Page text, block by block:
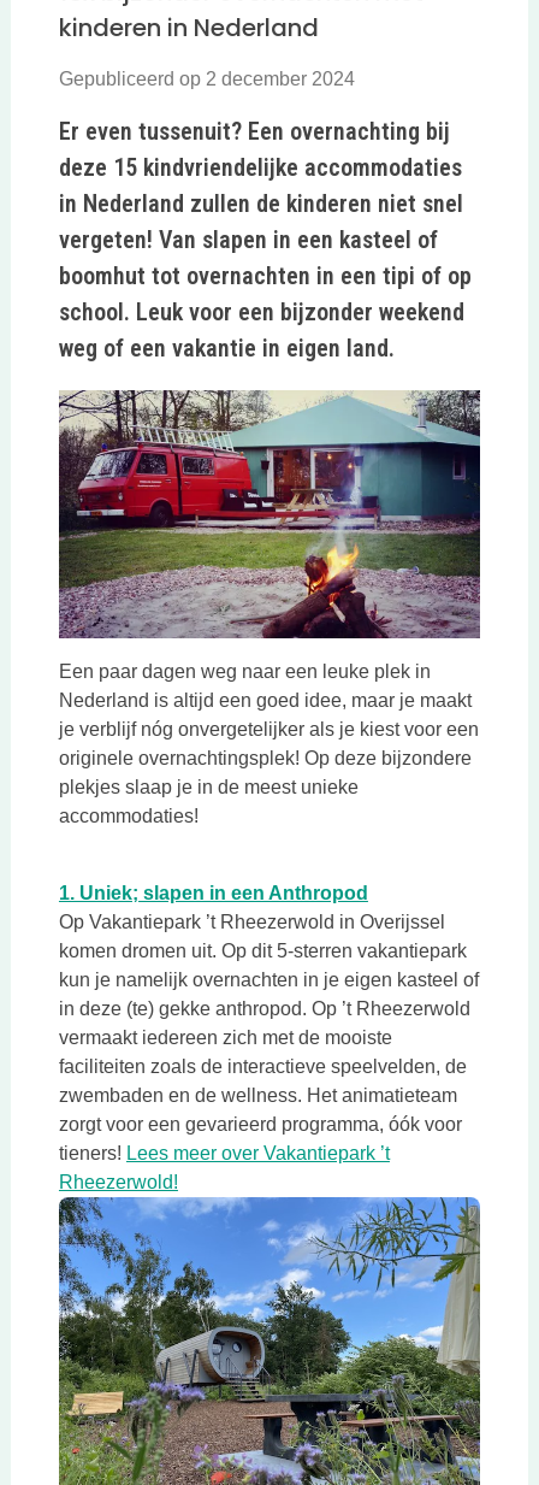
kinderen in Nederland
Gepubliceerd op 2 december 2024
Er even tussenuit? Een overnachting bij
deze 15 kindvriendelijke accommodaties
in Nederland zullen de kinderen niet snel
vergeten! Van slapen in een kasteel of
boomhut tot overnachten in een tipi of op
school. Leuk voor een bijzonder weekend
weg of een vakantie in eigen land.
Een paar dagen weg naar een leuke plek in
Nederland is altijd een goed idee, maar je maakt
je verblijf nóg onvergetelijker als je kiest voor een
originele overnachtingsplek! Op deze bijzondere
plekjes slaap je in de meest unieke
accommodaties!
1. Uniek; slapen in een AnthropodDeze link opent in
Op Vakantiepark ’t Rheezerwold in Overijssel
komen dromen uit. Op dit 5-sterren vakantiepark
kun je namelijk overnachten in je eigen kasteel of
in deze (te) gekke anthropod. Op ’t Rheezerwold
vermaakt iedereen zich met de mooiste
faciliteiten zoals de interactieve speelvelden, de
zwembaden en de wellness. Het animatieteam
zorgt voor een gevarieerd programma, óók voor
tieners! Lees meer over Vakantiepark ’t
Rheezerwold!Deze link opent in een nieuwe tab